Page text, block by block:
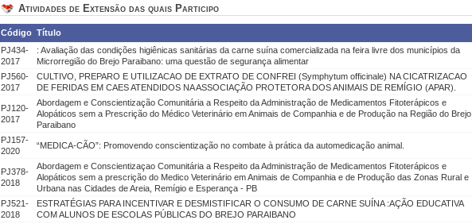
Atividades de Extensão das quais Participo
Código Título
PJ434-
2017
: Avaliação das condições higiênicas sanitárias da carne suína comercializada na feira livre dos municípios da
Microrregião do Brejo Paraibano: uma questão de segurança alimentar
PJ560-
2017
CULTIVO, PREPARO E UTILIZACAO DE EXTRATO DE CONFREI (Symphytum officinale) NA CICATRIZACAO
DE FERIDAS EM CAES ATENDIDOS NA ASSOCIAÇÃO PROTETORA DOS ANIMAIS DE REMÍGIO (APAR).
PJ120-
2017
Abordagem e Conscientização Comunitária a Respeito da Administração de Medicamentos Fitoterápicos e
Alopáticos sem a Prescrição do Médico Veterinário em Animais de Companhia e de Produção na Região do Brejo
Paraibano
PJ157-
2020
“MEDICA-CÃO”: Promovendo conscientização no combate à prática da automedicação animal.
PJ378-
2018
Abordagem e Conscientizaçao Comunitária a Respeito da Administração de Medicamentos Fitoterápicos e
Alopáticos sem a prescrição do Medico Veterinário em Animais de Companhia e de Produção das Zonas Rural e
Urbana nas Cidades de Areia, Remígio e Esperança - PB
PJ521-
2018
ESTRATÉGIAS PARA INCENTIVAR E DESMISTIFICAR O CONSUMO DE CARNE SUÍNA :AÇÃO EDUCATIVA
COM ALUNOS DE ESCOLAS PÚBLICAS DO BREJO PARAIBANO